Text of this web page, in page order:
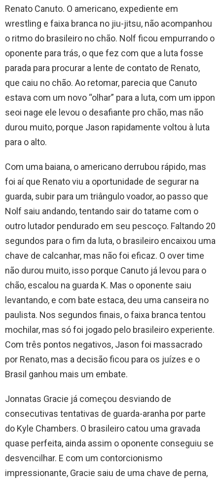
Renato Canuto. O americano, expediente em
wrestling e faixa branca no jiu-jitsu, não acompanhou
o ritmo do brasileiro no chão. Nolf ficou empurrando o
oponente para trás, o que fez com que a luta fosse
parada para procurar a lente de contato de Renato,
que caiu no chão. Ao retomar, parecia que Canuto
estava com um novo “olhar” para a luta, com um ippon
seoi nage ele levou o desafiante pro chão, mas não
durou muito, porque Jason rapidamente voltou à luta
para o alto.
Com uma baiana, o americano derrubou rápido, mas
foi aí que Renato viu a oportunidade de segurar na
guarda, subir para um triângulo voador, ao passo que
Nolf saiu andando, tentando sair do tatame com o
outro lutador pendurado em seu pescoço. Faltando 20
segundos para o fim da luta, o brasileiro encaixou uma
chave de calcanhar, mas não foi eficaz. O over time
não durou muito, isso porque Canuto já levou para o
chão, escalou na guarda K. Mas o oponente saiu
levantando, e com bate estaca, deu uma canseira no
paulista. Nos segundos finais, o faixa branca tentou
mochilar, mas só foi jogado pelo brasileiro experiente.
Com três pontos negativos, Jason foi massacrado
por Renato, mas a decisão ficou para os juízes e o
Brasil ganhou mais um embate.
Jonnatas Gracie já começou desviando de
consecutivas tentativas de guarda-aranha por parte
do Kyle Chambers. O brasileiro catou uma gravada
quase perfeita, ainda assim o oponente conseguiu se
desvencilhar. E com um contorcionismo
impressionante, Gracie saiu de uma chave de perna,